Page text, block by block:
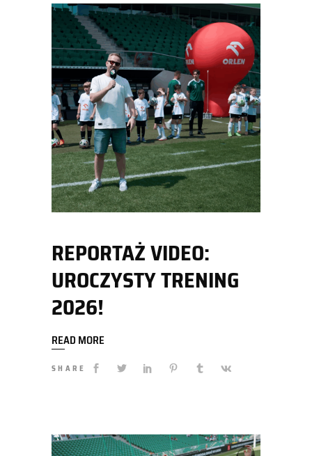
REPORTAŻ VIDEO:
UROCZYSTY TRENING
2026!
READ MORE
SHARE